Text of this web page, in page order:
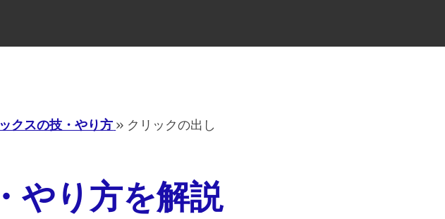
クスの技・やり方 » クリックの出し
やり方を解説